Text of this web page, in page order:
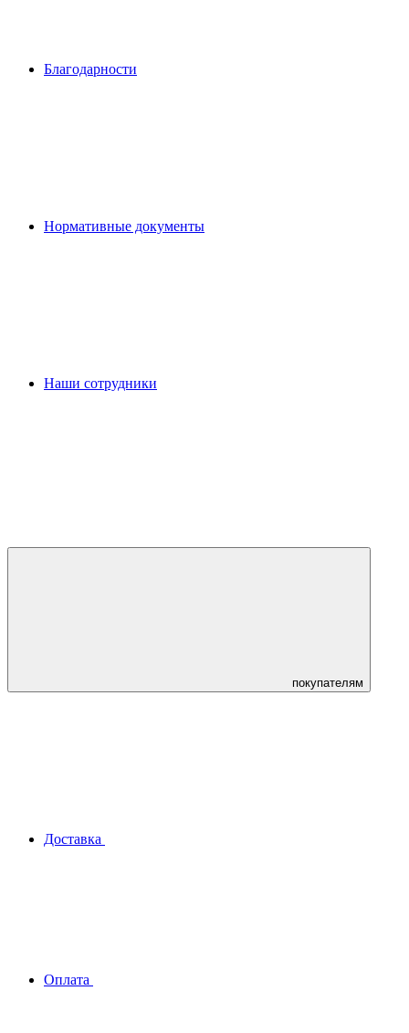
Благодарности
Нормативные документы
Наши сотрудники
покупателям
Доставка
Оплата